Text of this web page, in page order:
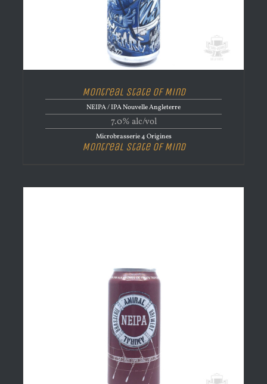
Montreal State of Mind
NEIPA / IPA Nouvelle Angleterre
7.0% alc/vol
Microbrasserie 4 Origines
Montreal State of Mind